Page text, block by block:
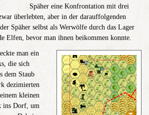
Späher eine Konfrontation mit drei
überlebten, aber in der darauffolgenden
Späher selbst als Werwölfe durch das Lager
Elfen, bevor man ihnen beikommen konnte.
man ein
die sich
dem Staub
dezimierten
kleinen
ins Dorf, um